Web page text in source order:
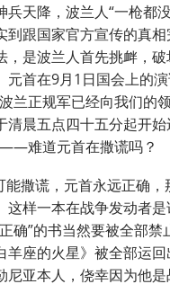
兵天降，波兰人“一枪都
到跟国家官方宣传的真
，是波兰人首先挑衅，
元首在9月1日国会上的
兰正规军已经向我们的
清晨五点四十五分起开
难道元首在撒谎吗？
能撒谎，元首永远正确，
这样一本在战争发动者
确”的书当然要被全部禁
羊座的火星》被全部运
尼亚本人，侥幸因为他